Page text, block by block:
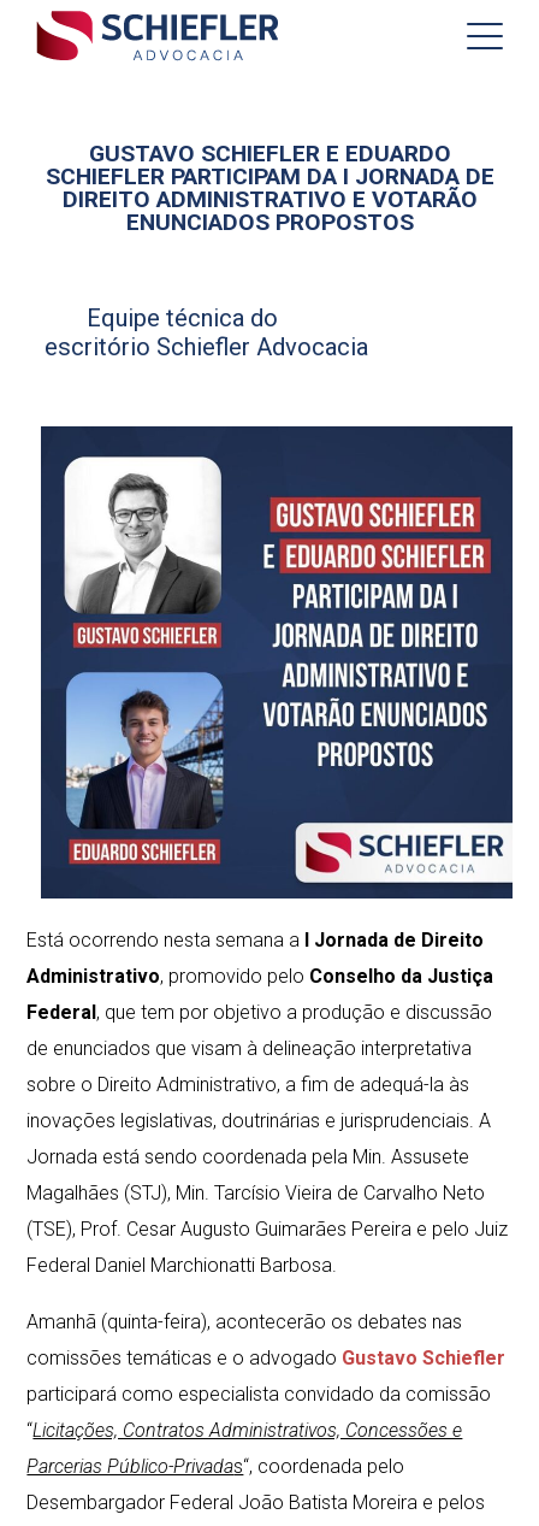
GUSTAVO SCHIEFLER E EDUARDO
SCHIEFLER PARTICIPAM DA I JORNADA DE
DIREITO ADMINISTRATIVO E VOTARÃO
ENUNCIADOS PROPOSTOS
Equipe técnica do
escritório Schiefler Advocacia
Está ocorrendo nesta semana a I Jornada de Direito
Administrativo, promovido pelo Conselho da Justiça
Federal, que tem por objetivo a produção e discussão
de enunciados que visam à delineação interpretativa
sobre o Direito Administrativo, a fim de adequá-la às
inovações legislativas, doutrinárias e jurisprudenciais. A
Jornada está sendo coordenada pela Min. Assusete
Magalhães (STJ), Min. Tarcísio Vieira de Carvalho Neto
(TSE), Prof. Cesar Augusto Guimarães Pereira e pelo Juiz
Federal Daniel Marchionatti Barbosa.
Amanhã (quinta-feira), acontecerão os debates nas
comissões temáticas e o advogado Gustavo Schiefler
participará como especialista convidado da comissão
“Licitações, Contratos Administrativos, Concessões e
Parcerias Público-Privadas“, coordenada pelo
Desembargador Federal João Batista Moreira e pelos